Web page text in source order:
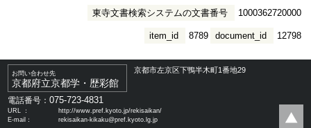
東寺文書検索システムの文書番号 1000362720000
document_id 12798
item_id 8789
お問い合わせ先
京都府立京都学・歴彩館
京都市左京区下鴨半木町1番地29
電話番号：075-723-4831
URL ：
http://www.pref.kyoto.jp/rekisaikan/
E-mail：
rekisaikan-kikaku@pref.kyoto.lg.jp